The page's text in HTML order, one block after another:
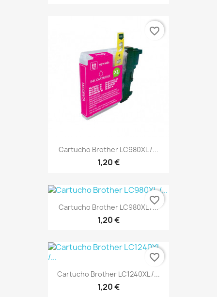
Cartucho Brother LC980XL /...
1,20 €
favorite_border
Cartucho Brother LC980XL /...
1,20 €
favorite_border
Cartucho Brother LC1240XL /...
1,20 €
favorite_border